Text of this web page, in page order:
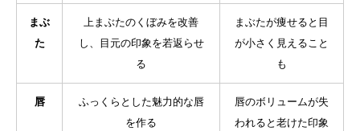
まぶ
た
上まぶたのくぼみを改善
し、目元の印象を若返らせ
る
まぶたが痩せると目
が小さく見えること
も
唇
ふっくらとした魅力的な唇
を作る
唇のボリュームが失
われると老けた印象